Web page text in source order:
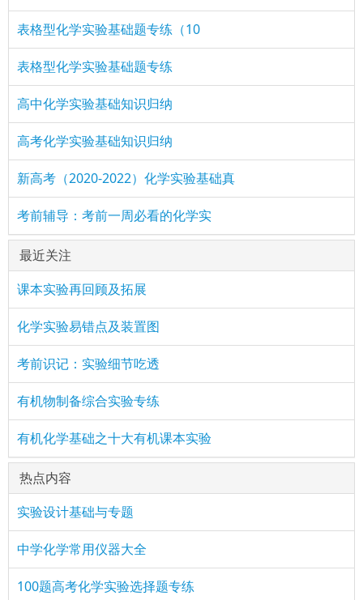
表格型化学实验基础题专练（10
表格型化学实验基础题专练
高中化学实验基础知识归纳
高考化学实验基础知识归纳
新高考（2020-2022）化学实验基础真
考前辅导：考前一周必看的化学实
最近关注
课本实验再回顾及拓展
化学实验易错点及装置图
考前识记：实验细节吃透
有机物制备综合实验专练
有机化学基础之十大有机课本实验
热点内容
实验设计基础与专题
中学化学常用仪器大全
100题高考化学实验选择题专练